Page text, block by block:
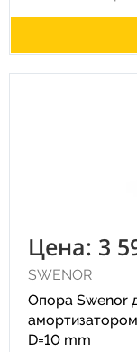
Цена: 3
SWENOR
Опора Swenor
D=10 mm